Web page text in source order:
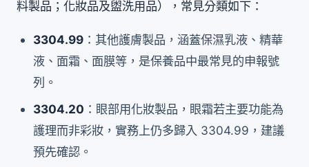
料製品；化妝品及盥洗用品），常見分類如下：
3304.99 ：其他護膚製品，涵蓋保濕乳液、精華
液、面霜、面膜等，是保養品中最常見的申報號
列。
3304.20 ：眼部用化妝製品，眼霜若主要功能為
護理而非彩妝，實務上仍多歸入 3304.99，建議
預先確認。